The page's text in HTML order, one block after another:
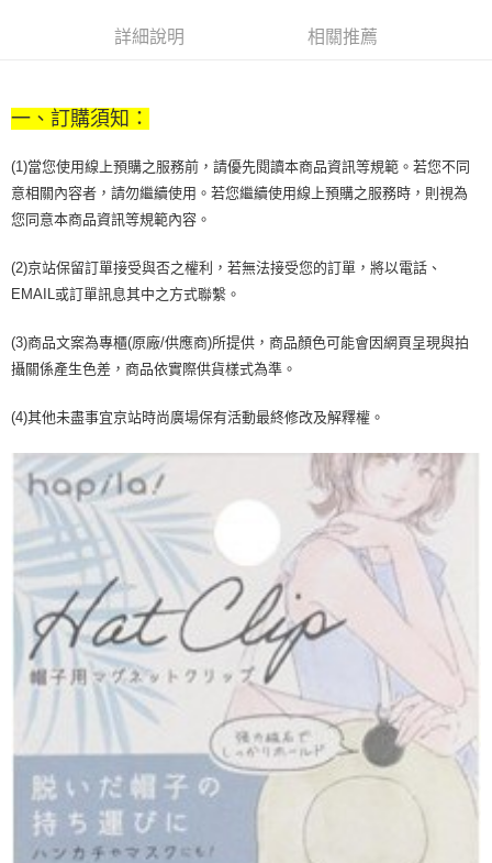
流程，驗證手機門號後，選擇欲分期的期數、繳款截止日，確認付款後即完
成交易。
4.訂單成立30分鐘內，如未前往確認交易或遇審核未通過，訂單將自動取
消。如遇「轉專審核」未通過狀況，表示未達大哥付你分期系統評分，恕無
法說明評估內容。
醒簡訊。
2.透過簡訊連結打開帳單後，可選擇「超商條碼／台灣大直營門市／銀行轉
【注意事項】
1.本服務係由「台灣大哥大股份有限公司」（以下簡稱本公司）所提供，讓
買賣價金債權讓與本公司後，依約使用本公司帳單繳交帳款。
資料（包含姓名、電話或地址）提供予台灣大哥大進項蒐集、處理及利用，
由本公司與您本人進行分期帳單所需資料之確認、核對及更正。
3.完整用戶服務條款，請詳閱以下連結：
https://oppay.tw/userRule
【關於「AFTEE先享後付」】
便利好安心！
１．簡單：不需註冊會員、不需綁卡、不需儲值。
２．便利：只要手機號碼，簡訊認證，即可結帳。
３．安心：先確認商品／服務後，再付款。
【「AFTEE先享後付」結帳流程】
結帳頁面，進行簡訊認證並確認金額後，即可完成結帳。
３．收到繳費通知簡訊後14天內，點擊此簡訊中的連結，可透過四大超商／
ATM／網路銀行／等多元方式進行付款，方視為交易完成。
※ 請注意：結帳手續完成當下不需立刻繳費，但若您需要取消訂單，請聯絡
後付繳納相關費用。
是否繳費成功／繳費後需取消欲退款等相關疑問，請聯繫「AFTEE先享後付
客戶支援中心」 https://netprotections.freshdesk.com/support/home
【注意事項】
１．透過由恩沛科技股份有限公司提供之「AFTEE先享後付」服務完成之交
易，需依本服務之必要範圍內提供個人資料，並將交易相關給付款項請求債
權轉讓予恩沛科技股份有限公司。
２．關於個人資料處理事宜，請瀏覽以下網址：
https://aftee.tw/terms/#terms3
３．未成年的使用者請事先徵得法定代理人或監護人之同意方可使用
「AFTEE先享後付」，若未經同意申辦者引起之損失，本公司不負相關責
任。
４．使用「AFTEE先享後付」時，將依據個別帳號之用戶狀況，依本公司即
時審查核予不同之上限額度；若仍有額度不足之情形，本公司將視審查結果
５．嚴禁一人註冊多個帳號或使用他人資訊註冊。若發現惡意使用之情形，
恩沛科技股份有限公司將有權停止該用戶之使用額度並採取法律行動。
運送方式
付款後全家取貨
每筆NT$70，滿NT$899(含以上)免運費
付款後7-11取貨
宅配
請自備購物袋，若需購買紙袋可現場詢問
免運費
詳細說明 相關推薦
一、訂購須知：
(1)當您使用線上預購之服務前，請優先閱讀本商品資訊等規範。若您不同
意相關內容者，請勿繼續使用。若您繼續使用線上預購之服務時，則視為
您同意本商品資訊等規範內容。
(2)京站保留訂單接受與否之權利，若無法接受您的訂單，將以電話、
EMAIL或訂單訊息其中之方式聯繫。
(3)商品文案為專櫃(原廠/供應商)所提供，商品顏色可能會因網頁呈現與拍
攝關係產生色差，商品依實際供貨樣式為準。
(4)其他未盡事宜京站時尚廣場保有活動最終修改及解釋權。